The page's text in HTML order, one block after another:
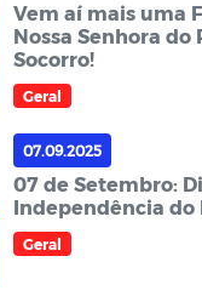
Vem aí mais uma
Nossa Senhora do
Socorro!
Geral
07.09.2025
07 de Setembro:
Independência do
Geral